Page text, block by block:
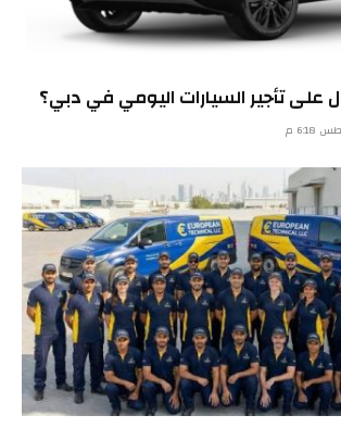
على تأجير السيارات اليومي في دبي؟